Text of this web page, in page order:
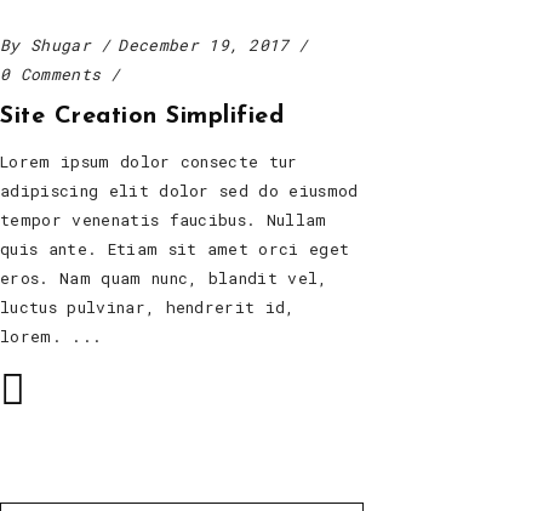
By Shugar
December 19, 2017
0 Comments
Site Creation Simplified
Lorem ipsum dolor consecte tur
adipiscing elit dolor sed do eiusmod
tempor venenatis faucibus. Nullam
quis ante. Etiam sit amet orci eget
eros. Nam quam nunc, blandit vel,
luctus pulvinar, hendrerit id,
lorem.